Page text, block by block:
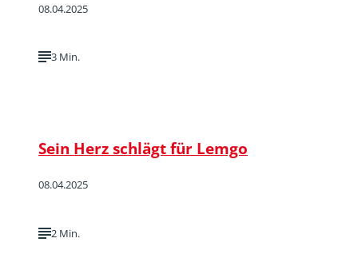
08.04.2025
3 Min.
Sein Herz schlägt für Lemgo
08.04.2025
2 Min.